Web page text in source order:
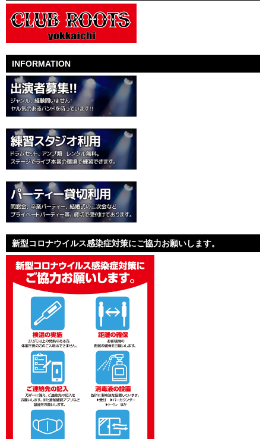
INFORMATION
新型コロナウイルス感染症対策にご協力お願いします。